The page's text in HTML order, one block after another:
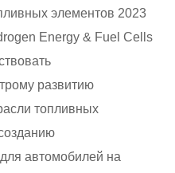
элементов 2023
Energy & Fuel Cells
развитию
топливных
автомобилей на